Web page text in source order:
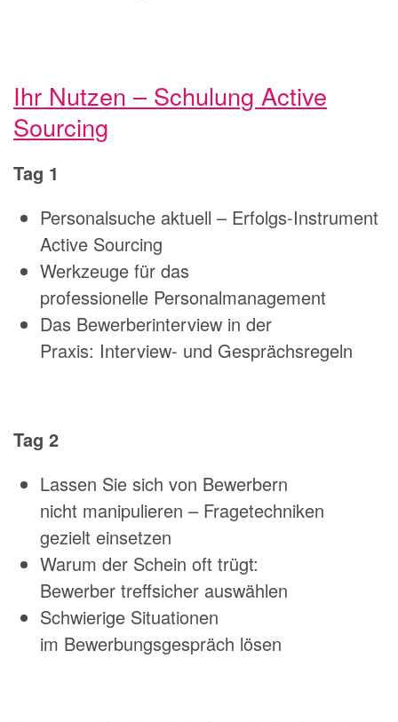
Ihr Nutzen – Schulung Active
Sourcing
Tag 1
Personalsuche aktuell – Erfolgs-Instrument
Active Sourcing
Werkzeuge für das
professionelle Personalmanagement
Das Bewerberinterview in der
Praxis: Interview- und Gesprächsregeln
Tag 2
Lassen Sie sich von Bewerbern
nicht manipulieren – Fragetechniken
gezielt einsetzen
Warum der Schein oft trügt:
Bewerber treffsicher auswählen
Schwierige Situationen
im Bewerbungsgespräch lösen